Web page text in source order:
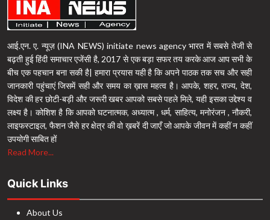
आई.एन. ए. न्यूज़ (INA NEWS) initiate news agency भारत में सबसे तेजी से
बढ़ती हुई हिंदी समाचार एजेंसी है, 2017 से एक बड़ा सफर तय करके आज आप सभी के
बीच एक पहचान बना सकी है| हमारा प्रयास यही है कि अपने पाठक तक सच और सही
जानकारी पहुंचाएं जिसमें सही और समय का ख़ास महत्व है। आपके, शहर, राज्य, देश,
विदेश की हर छोटी-बड़ी और जरूरी खबर आपको सबसे पहले मिले, यही इसका उद्देश्य व
लक्ष्य है। कोशिश है कि आपको घटनात्मक, अध्यात्म , धर्म, साहित्य, मनोरंजन , नौकरी,
लाइफस्टाइल, फैशन जैसे हर क्षेत्र की वो ख़बरें दी जाएँ जो आपके जीवन में कहीं न कहीं
उपयोगी साबित हों
Read More...
Quick Links
About Us